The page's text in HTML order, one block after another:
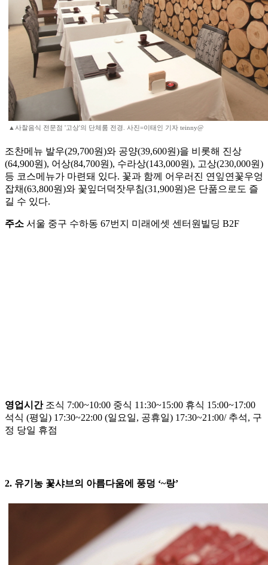
▲사찰음식 전문점 '고상'의 단체룸 전경. 사진=이태인 기자 teinny@
조찬메뉴 발우(29,700원)와 공양(39,600원)을 비롯해 진상
(64,900원), 어상(84,700원), 수라상(143,000원), 고상(230,000원)
등 코스메뉴가 마련돼 있다. 꽃과 함께 어우러진 연잎연꽃우엉
잡채(63,800원)와 꽃잎더덕잣무침(31,900원)은 단품으로도 즐
길 수 있다.
주소 서울 중구 수하동 67번지 미래에셋 센터원빌딩 B2F
영업시간조식 7:00~10:00 중식 11:30~15:00 휴식 15:00~17:00
석식 (평일) 17:30~22:00 (일요일, 공휴일) 17:30~21:00/ 추석, 구
정 당일 휴점
2. 유기농 꽃샤브의 아름다움에 풍덩 ‘~랑’